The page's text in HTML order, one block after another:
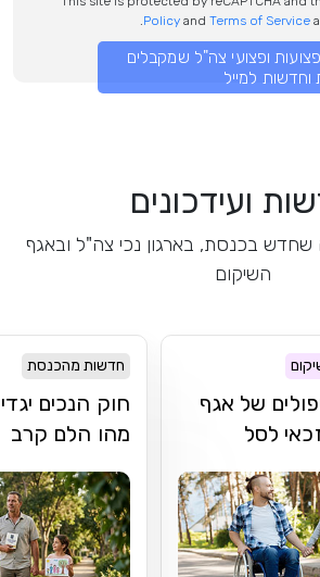
Policyand Terms of Service
ופצועי צה"ל שמקבלים
וחדשות למייל
ועידכונים
בכנסת, בארגון נכי צה"ל ובאגף
השיקום
של אגף
לסל
חדשות מהכנסת
חוק הנכים
מהו הלם קרב